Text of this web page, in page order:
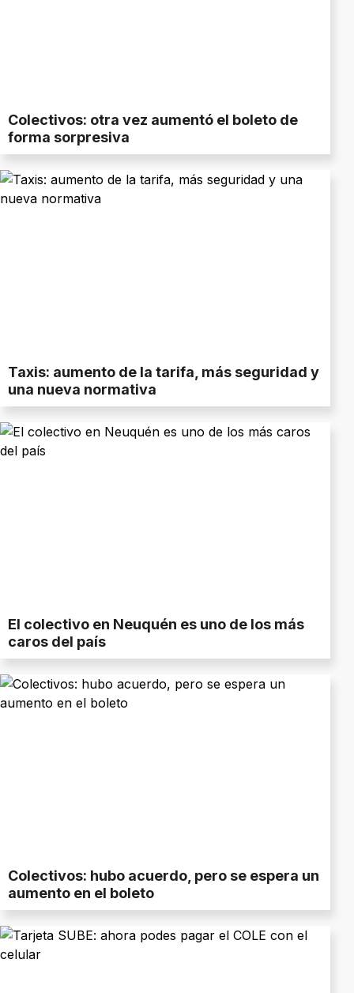
Colectivos: otra vez aumentó el boleto de
forma sorpresiva
Taxis: aumento de la tarifa, más seguridad y
una nueva normativa
El colectivo en Neuquén es uno de los más
caros del país
Colectivos: hubo acuerdo, pero se espera un
aumento en el boleto